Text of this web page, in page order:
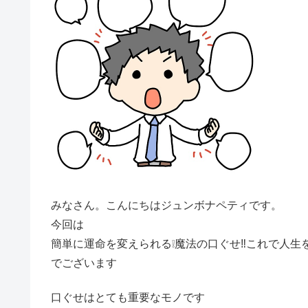
みなさん。こんにちはジュンボナペティです。
今回は
簡単に運命を変えられる❕魔法の口ぐせ‼これで人生
でございます
口ぐせはとても重要なモノです